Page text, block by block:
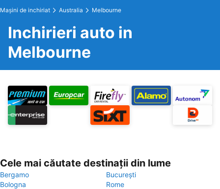
Maşini de inchiriat Australia Melbourne
Inchirieri auto in
Melbourne
Cele mai căutate destinații din lume
Bergamo
București
Bologna
Rome